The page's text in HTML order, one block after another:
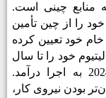
منابع چینی است.
97 درصد لیتیوم خود را از چین تأمین
خام خود تعیین کرده
لیتیوم خود را تا سال
2030 تولید کند. این قانون در ماه مه 2024 به اجرا درآمد.
بودن نیروی کار،